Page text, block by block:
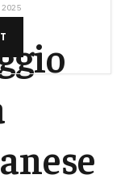
2025